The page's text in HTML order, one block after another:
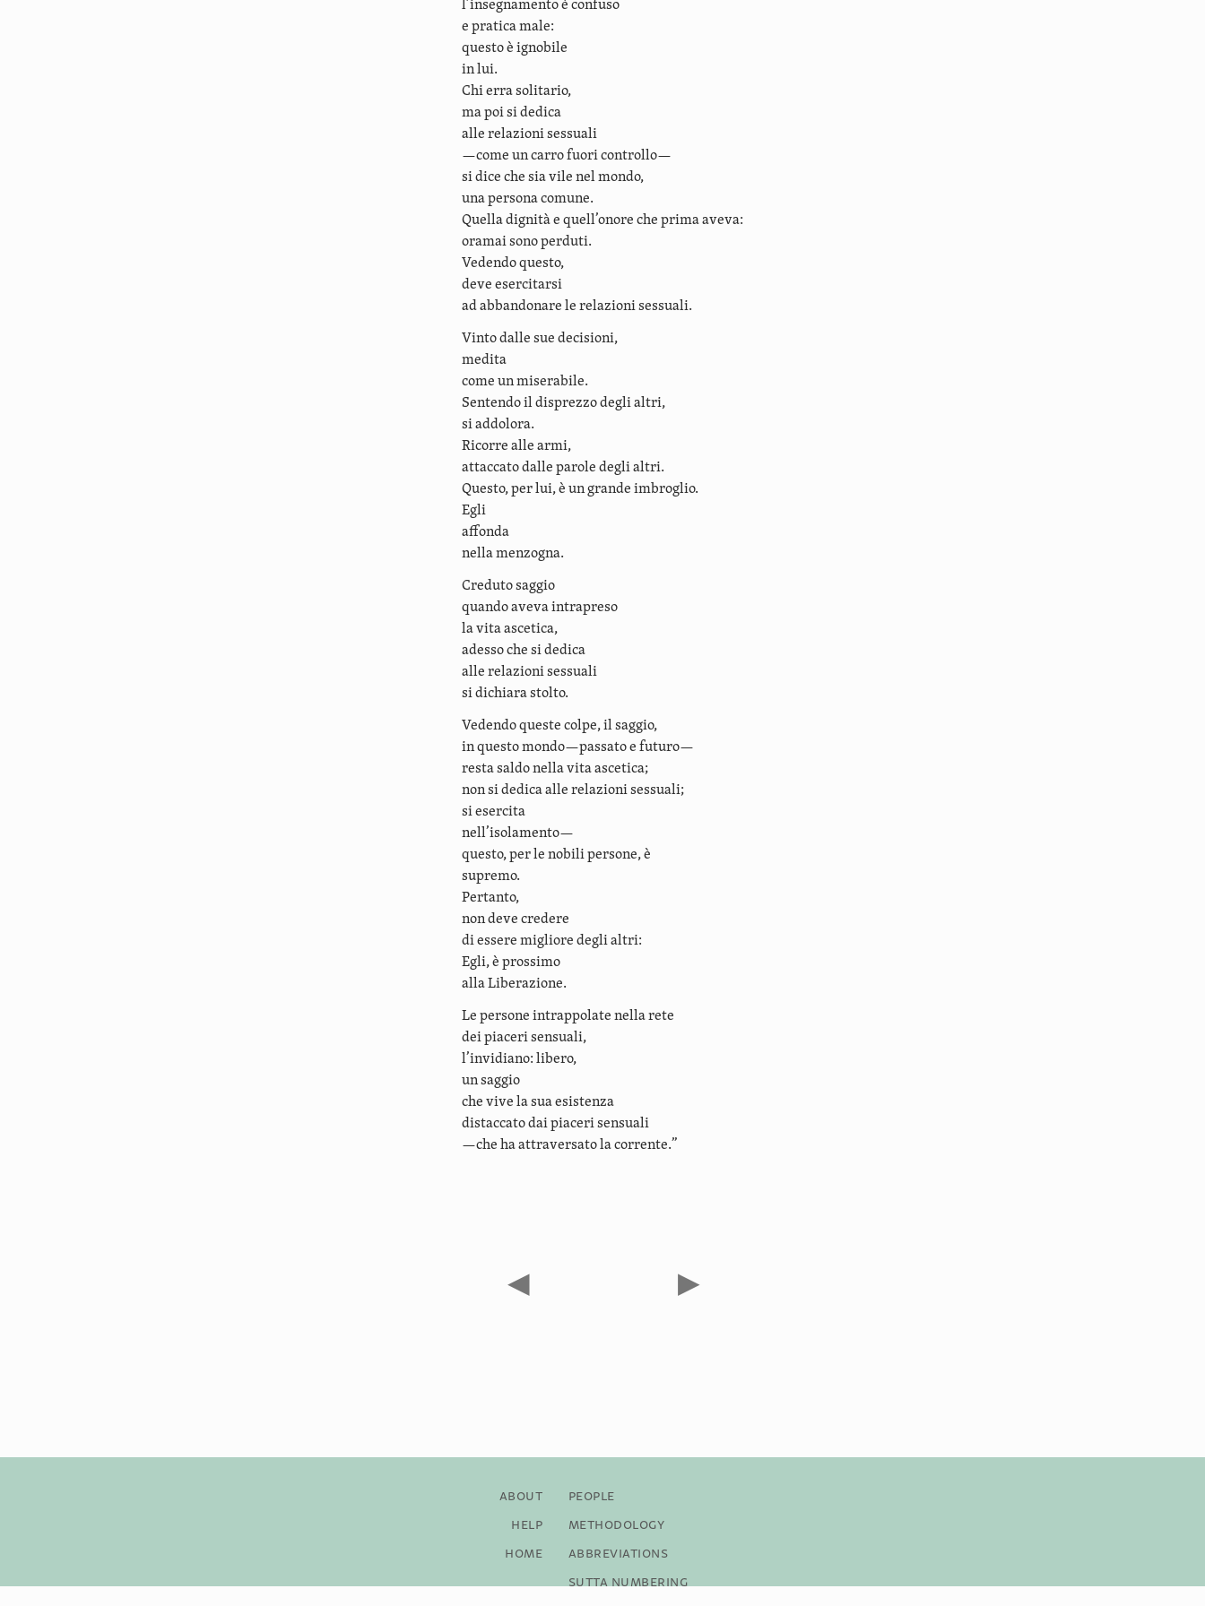
l’insegnamento è confuso
e pratica male:
questo è ignobile
in lui.
Chi erra solitario,
ma poi si dedica
alle relazioni sessuali
—come un carro fuori controllo—
si dice che sia vile nel mondo,
una persona comune.
Quella dignità e quell’onore che prima aveva:
oramai sono perduti.
Vedendo questo,
deve esercitarsi
ad abbandonare le relazioni sessuali.
Vinto dalle sue decisioni,
medita
come un miserabile.
Sentendo il disprezzo degli altri,
si addolora.
Ricorre alle armi,
attaccato dalle parole degli altri.
Questo, per lui, è un grande imbroglio.
Egli
affonda
nella menzogna.
Creduto saggio
quando aveva intrapreso
la vita ascetica,
adesso che si dedica
alle relazioni sessuali
si dichiara stolto.
Vedendo queste colpe, il saggio,
in questo mondo—passato e futuro—
resta saldo nella vita ascetica;
non si dedica alle relazioni sessuali;
si esercita
nell’isolamento—
questo, per le nobili persone, è
supremo.
Pertanto,
non deve credere
di essere migliore degli altri:
Egli, è prossimo
alla Liberazione.
Le persone intrappolate nella rete
dei piaceri sensuali,
l’invidiano: libero,
un saggio
che vive la sua esistenza
distaccato dai piaceri sensuali
—che ha attraversato la corrente.”
◀ ▶
About
Help
Home
People
Methodology
Abbreviations
Sutta Numbering